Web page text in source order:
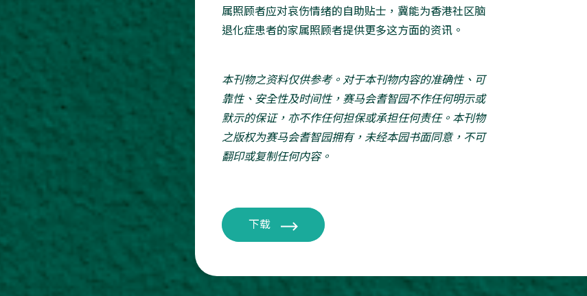
属照顾者应对哀伤情绪的自助贴士，冀能为香港社区脑
退化症患者的家属照顾者提供更多这方面的资讯。
本刊物之资料仅供参考。对于本刊物内容的准确性、可
靠性、安全性及时间性，赛马会耆智园不作任何明示或
默示的保证，亦不作任何担保或承担任何责任。本刊物
之版权为赛马会耆智园拥有，未经本园书面同意，不可
翻印或复制任何内容。
下载